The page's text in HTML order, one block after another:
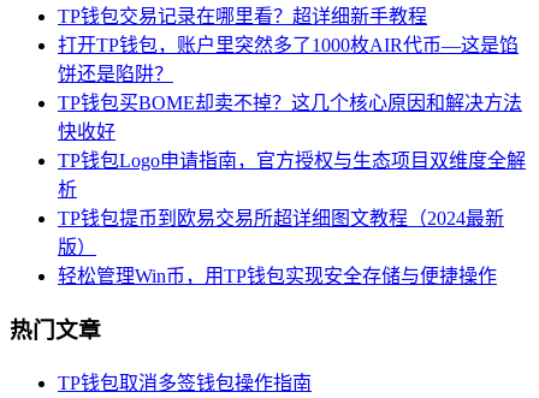
TP钱包交易记录在哪里看？超详细新手教程
打开TP钱包，账户里突然多了1000枚AIR代币—这是馅
饼还是陷阱？
TP钱包买BOME却卖不掉？这几个核心原因和解决方法
快收好
TP钱包Logo申请指南，官方授权与生态项目双维度全解
析
TP钱包提币到欧易交易所超详细图文教程（2024最新
版）
轻松管理Win币，用TP钱包实现安全存储与便捷操作
热门文章
TP钱包取消多签钱包操作指南